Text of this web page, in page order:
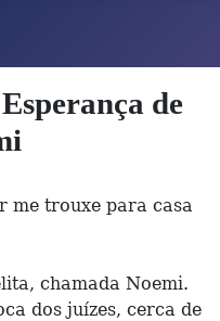
de
me trouxe para casa
chamada Noemi.
dos juízes, cerca de